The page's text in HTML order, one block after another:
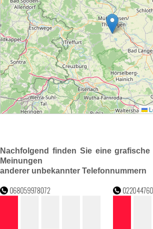
Nachfolgend finden Sie eine
Meinungen
anderer unbekannter Telefonnummern